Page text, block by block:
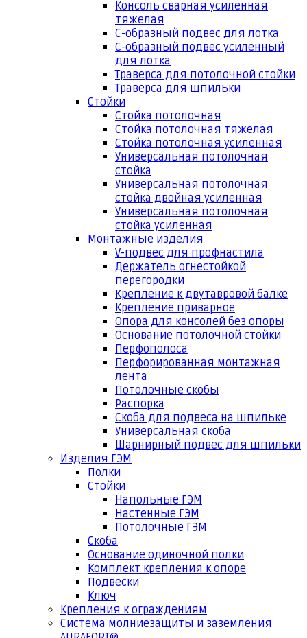
Консоль сварная усиленная
тяжелая
С-образный подвес для лотка
С-образный подвес усиленный
для лотка
Траверса для потолочной стойки
Траверса для шпильки
Стойки
Стойка потолочная
Стойка потолочная тяжелая
Стойка потолочная усиленная
Универсальная потолочная
стойка
Универсальная потолочная
стойка двойная усиленная
Универсальная потолочная
стойка усиленная
Монтажные изделия
V-подвес для профнастила
Держатель огнестойкой
перегородки
Крепление к двутавровой балке
Крепление приварное
Опора для консолей без опоры
Основание потолочной стойки
Перфополоса
Перфорированная монтажная
лента
Потолочные скобы
Распорка
Скоба для подвеса на шпильке
Универсальная скоба
Шарнирный подвес для шпильки
Изделия ГЭМ
Полки
Стойки
Напольные ГЭМ
Настенные ГЭМ
Потолочные ГЭМ
Скоба
Основание одиночной полки
Комплект крепления к опоре
Подвески
Ключ
Крепления к ограждениям
Система молниезащиты и заземления